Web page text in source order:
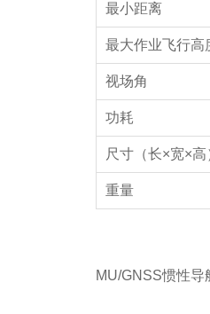
最小距离
最大作业飞行高
视场角
功耗
尺寸（长×宽×高
重量
MU/GNSS惯性导